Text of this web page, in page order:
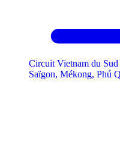
Circuit Vietnam du Sud
Saïgon, Mékong, Phú